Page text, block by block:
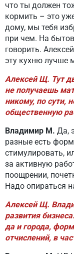
что ты должен
кормить – это
дому, мы тебя
при чем. На
говорить.
эту кухню лучше
Алексей Щ. Тут
не получаешь
никому, по сути,
общественную
Владимир М. Да,
разные есть
стимулировать,
за активную
поощрении,
Надо опираться
Алексей Щ.
развития
да и города,
отчислений, в